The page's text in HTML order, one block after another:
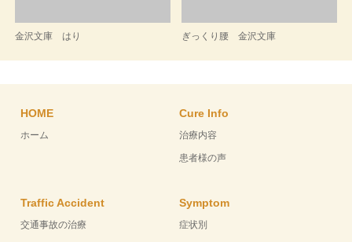
金沢文庫 はり ぎっくり腰 金沢文庫
HOME
ホーム
Cure Info
治療内容
患者様の声
Traffic Accident
交通事故の治療
Symptom
症状別